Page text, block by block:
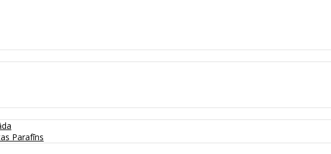
Parafīns